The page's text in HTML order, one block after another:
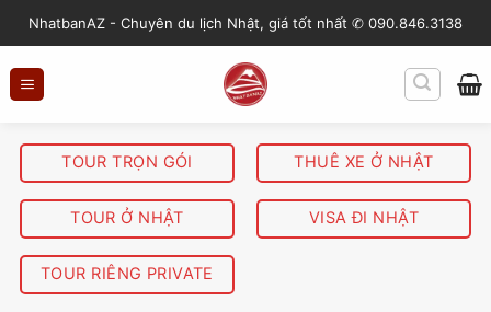
NhatbanAZ - Chuyên du lịch Nhật, giá tốt nhất ✆ 090.846.3138
TOUR TRỌN GÓI
TOUR Ở NHẬT
TOUR RIÊNG PRIVATE
THUÊ XE Ở NHẬT
VISA ĐI NHẬT